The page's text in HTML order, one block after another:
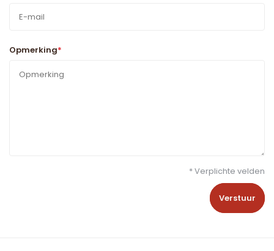
Opmerking*
* Verplichte velden
Verstuur